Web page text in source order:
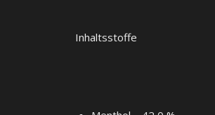
Inhaltsstoffe